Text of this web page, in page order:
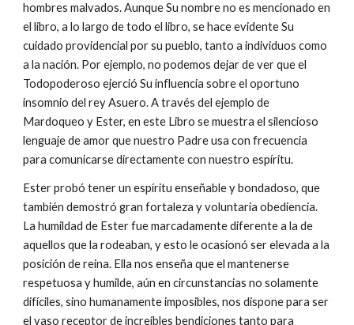
hombres malvados. Aunque Su nombre no es mencionado en
el libro, a lo largo de todo el libro, se hace evidente Su
cuidado providencial por su pueblo, tanto a individuos como
a la nación. Por ejemplo, no podemos dejar de ver que el
Todopoderoso ejerció Su influencia sobre el oportuno
insomnio del rey Asuero. A través del ejemplo de
Mardoqueo y Ester, en este Libro se muestra el silencioso
lenguaje de amor que nuestro Padre usa con frecuencia
para comunicarse directamente con nuestro espíritu.
Ester probó tener un espíritu enseñable y bondadoso, que
también demostró gran fortaleza y voluntaria obediencia.
La humildad de Ester fue marcadamente diferente a la de
aquellos que la rodeaban, y esto le ocasionó ser elevada a la
posición de reina. Ella nos enseña que el mantenerse
respetuosa y humilde, aún en circunstancias no solamente
difíciles, sino humanamente imposibles, nos dispone para ser
el vaso receptor de increíbles bendiciones tanto para